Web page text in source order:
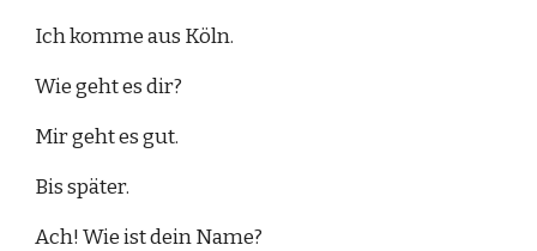
Ich komme aus Köln.
Wie geht es dir?
Mir geht es gut.
Bis später.
Ach! Wie ist dein Name?